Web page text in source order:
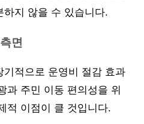
하지 않을 수 있습니다.
면
기적으로 운영비 절감 효과
과 주민 이동 편의성을 위
적 이점이 클 것입니다.